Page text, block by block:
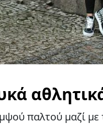
παλτού μαζί με